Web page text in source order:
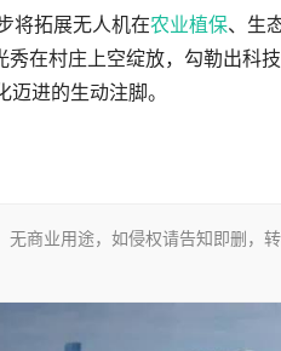
将拓展无人机在农业植保、生
在村庄上空绽放，勾勒出科
进的生动注脚。
无商业用途，如侵权请告知即删，转